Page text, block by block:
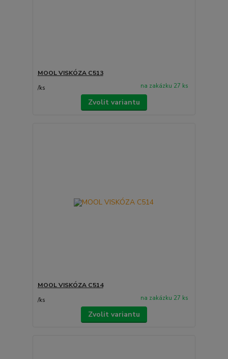
MOOL VISKÓZA C513
/ks na zakázku 27 ks
Zvolit variantu
MOOL VISKÓZA C514
/ks na zakázku 27 ks
Zvolit variantu